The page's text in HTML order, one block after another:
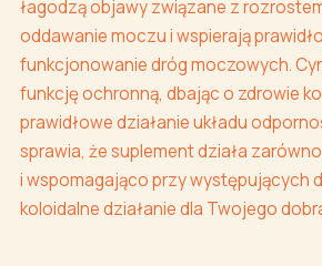
łagodzą objawy związane z
oddawanie moczu i wspierają
funkcjonowanie dróg moczowych.
funkcję ochronną, dbając o zdrowie
prawidłowe działanie układu
sprawia, że suplement działa
i wspomagająco przy występujących
koloidalne działanie dla Twojego